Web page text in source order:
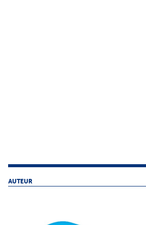
AUTEUR